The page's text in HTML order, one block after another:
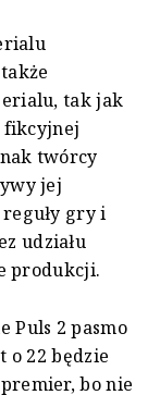
tak jak
fikcyjnej
twórcy
jej
gry i
udziału
produkcji.
Puls 2 pasmo
o 22 będzie
bo nie